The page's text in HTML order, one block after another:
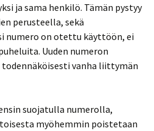
ja sama henkilö. Tämän pystyy
perusteella, sekä
numero on otettu käyttöön, ei
Uuden numeron
vanha liittymän
suojatulla numerolla,
myöhemmin poistetaan